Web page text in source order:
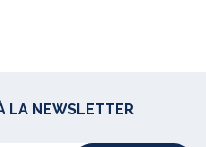
LA NEWSLETTER